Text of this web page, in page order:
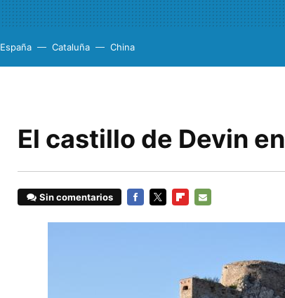
España Cataluña China
El castillo de Devin
Sin comentarios